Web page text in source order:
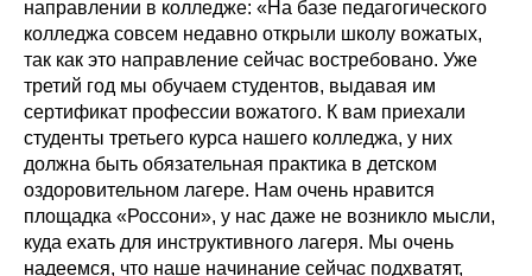
направлении в колледже: «На базе педагогического
колледжа совсем недавно открыли школу вожатых,
так как это направление сейчас востребовано. Уже
третий год мы обучаем студентов, выдавая им
сертификат профессии вожатого. К вам приехали
студенты третьего курса нашего колледжа, у них
должна быть обязательная практика в детском
оздоровительном лагере. Нам очень нравится
площадка «Россони», у нас даже не возникло мысли,
куда ехать для инструктивного лагеря. Мы очень
надеемся, что наше начинание сейчас подхватят,